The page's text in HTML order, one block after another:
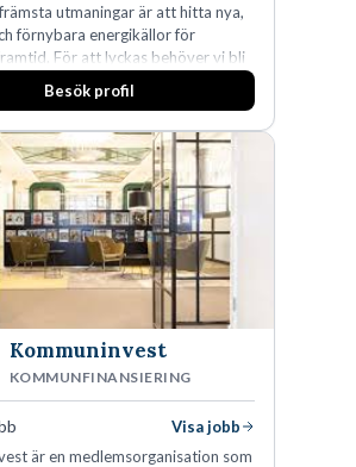
utmaningar är att hitta nya,
förnybara energikällor för
För att lyckas behöver vi bli
som vill göra skillnad.
Besök profil
Kommuninvest
KOMMUNFINANSIERING
Visa jobb
är en medlemsorganisation som